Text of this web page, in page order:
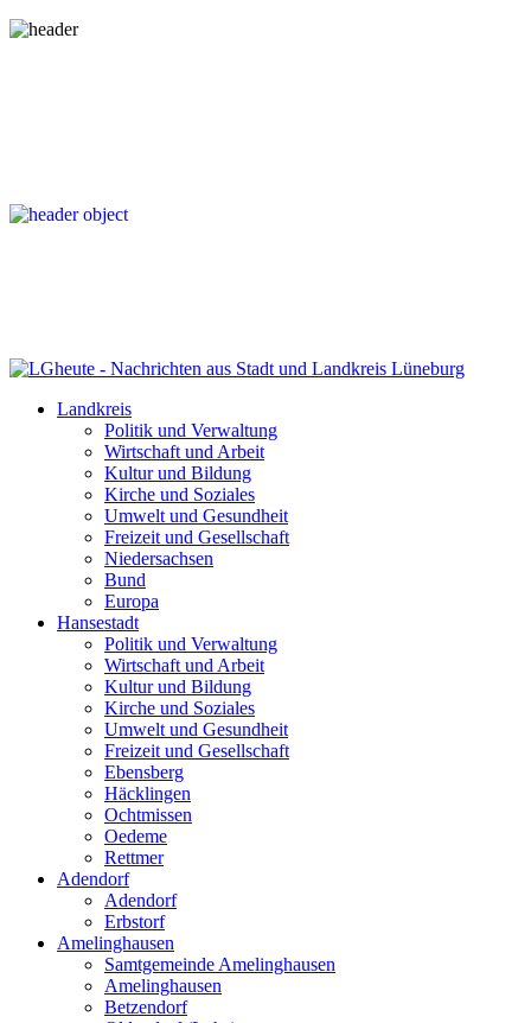
Landkreis
Politik und Verwaltung
Wirtschaft und Arbeit
Kultur und Bildung
Kirche und Soziales
Umwelt und Gesundheit
Freizeit und Gesellschaft
Niedersachsen
Bund
Europa
Hansestadt
Politik und Verwaltung
Wirtschaft und Arbeit
Kultur und Bildung
Kirche und Soziales
Umwelt und Gesundheit
Freizeit und Gesellschaft
Ebensberg
Häcklingen
Ochtmissen
Oedeme
Rettmer
Adendorf
Adendorf
Erbstorf
Amelinghausen
Samtgemeinde Amelinghausen
Amelinghausen
Betzendorf